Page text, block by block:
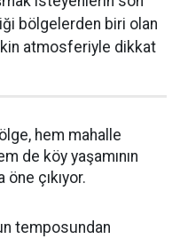
bölgelerden biri olan
atmosferiyle dikkat
hem mahalle
de köy yaşamının
çıkıyor.
temposundan